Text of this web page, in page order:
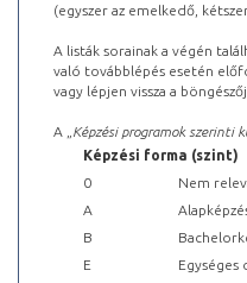
(egyszer az emelkedő,
A listák sorainak a végén
való továbblépés esetén
vagy lépjen vissza a
A „ Képzési programok szerinti
Képzési forma (szint)
0
Nem
A
B
E
Egységes